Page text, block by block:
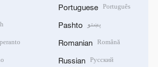
Portuguese Português
Pashto پښتو
Romanian Română
Russian Русский